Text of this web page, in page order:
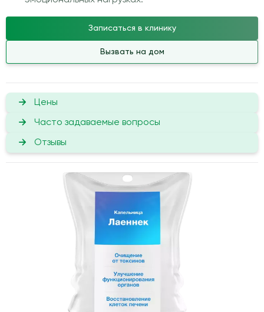
Записаться в клинику
Вызвать на дом
Цены
Часто задаваемые вопросы
Отзывы